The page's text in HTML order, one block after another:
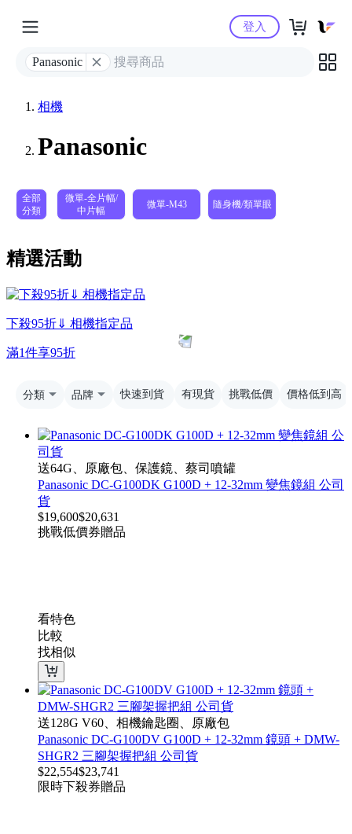
Yahoo購物中心
Panasonic
登入
相機
Panasonic
全部
分類
微單-全片幅/
中片幅
微單-M43 隨身機/類單眼
精選活動
下殺95折⇓ 相機指定品
滿1件享95折
分類 品牌 快速到貨 有現貨 挑戰低價 價格低到高
送64G、原廠包、保護鏡、蔡司噴罐
Panasonic DC-G100DK G100D + 12-32mm 變焦鏡組 公司
貨
$19,600$20,631
挑戰低價券贈品
看特色
比較
找相似
送128G V60、相機鑰匙圈、原廠包
Panasonic DC-G100DV G100D + 12-32mm 鏡頭 + DMW-
SHGR2 三腳架握把組 公司貨
$22,554$23,741
限時下殺券贈品